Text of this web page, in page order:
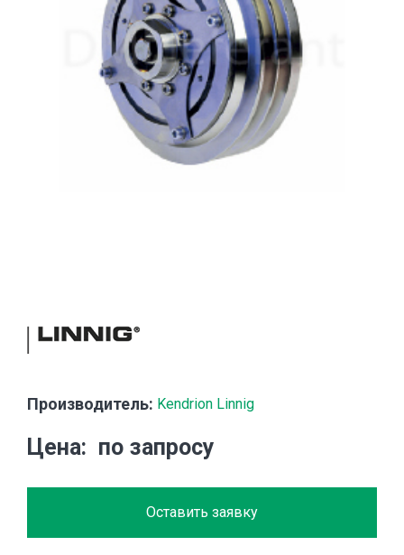
Производитель: Kendrion Linnig
Цена по запросу
Оставить заявку